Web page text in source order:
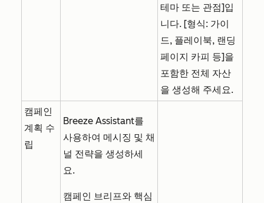
테마 또는 관점]입
니다. [형식: 가이
드, 플레이북, 랜딩
페이지 카피 등]을
포함한 전체 자산
을 생성해 주세요.
캠페인
계획 수
립
Breeze Assistant를
사용하여 메시징 및 채
널 전략을 생성하세
요.
캠페인 브리프와 핵심